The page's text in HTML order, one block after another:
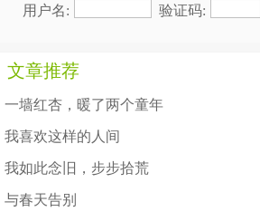
用户名: 验证码:
文章推荐
一墙红杏，暖了两个童年
我喜欢这样的人间
我如此念旧，步步拾荒
与春天告别